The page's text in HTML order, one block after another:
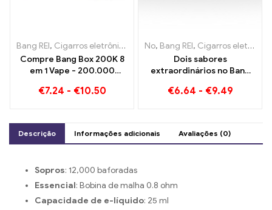
Bang REI, Cigarros eletrônicos descartáveis ,Cigarros eletrônicos
Compre Bang Box 200K 8
em 1 Vape - 200.000
€7.24 - €10.50
No, Bang REI, Cigarros eletrônicos descartáveis ​​Lituânia
Dois sabores
extraordinários no Bang
Zigarette Mirtilo
€6.64 - €9.49
Descrição Informações adicionais Avaliações (0)
Sopros: 12,000 baforadas
Essencial: Bobina de malha 0.8 ohm
Capacidade de e-líquido: 25 ml